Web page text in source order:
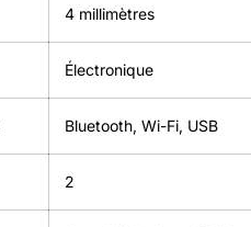
4 millimètres
Électronique
Bluetooth, Wi-Fi, USB
‎2